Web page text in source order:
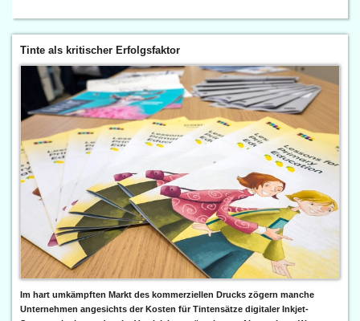
Tinte als kritischer Erfolgsfaktor
Im hart umkämpften Markt des kommerziellen Drucks zögern manche
Unternehmen angesichts der Kosten für Tintensätze digitaler Inkjet-